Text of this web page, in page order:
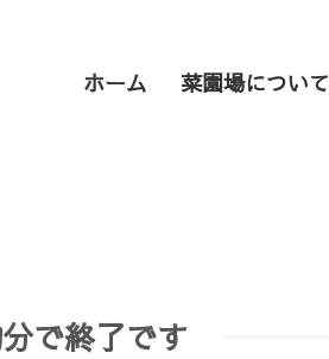
ホーム 菜園場について
で終了です